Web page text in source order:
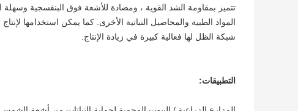
تتميز بمقاومة الشد القوية ، ومضادة للأشعة فوق البنفسجية
المواد الطبية والمحاصيل النباتية الأخرى. كما يمكن استخدامها
شبكة الظل لها فعالية كبيرة في زيادة الإنتاج.
التطبيقات: